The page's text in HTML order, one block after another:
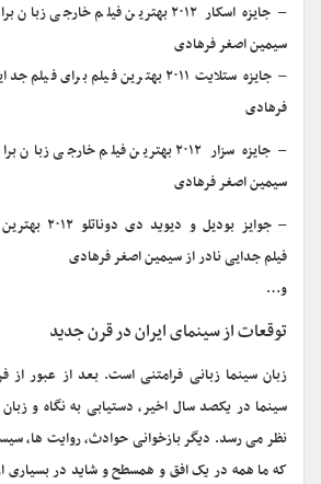
– جایزه اسکار ۲۰۱۲ بهترین فیلم
سیمین اصغر فرهادی
– جایزه ستلایت ۲۰۱۱ بهترین فیلم
فرهادی
– جایزه سزار ۲۰۱۲ بهترین فیلم
سیمین اصغر فرهادی
– جوایز بودیل
فیلم جدایی نادر از سیمین اصغر فرهادی
و…
توقعات از سینمای ایران در قرن جدید
زبان سینما زبانی فرامتنی است. بعد از عبور
سینما در یکصد سال اخیر، دستیابی به نگاه و
نظر می رسد. دیگر بازخوانی حوادث، روایت ها،
که ما همه در یک افق و همسطح و شاید در بسیاری از